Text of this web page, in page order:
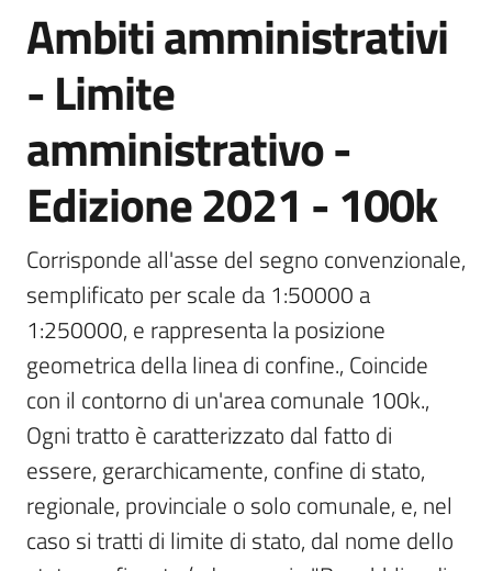
Visualizza
on-
Scarica
i
dati
Approfondimenti
Archivio
cartografico
Salta al contenuto
Ambiti amministrativi
- Limite
amministrativo -
Edizione 2021 - 100k
Corrisponde all'asse del segno convenzionale,
semplificato per scale da 1:50000 a
1:250000, e rappresenta la posizione
geometrica della linea di confine., Coincide
con il contorno di un'area comunale 100k.,
Ogni tratto è caratterizzato dal fatto di
essere, gerarchicamente, confine di stato,
regionale, provinciale o solo comunale, e, nel
caso si tratti di limite di stato, dal nome dello